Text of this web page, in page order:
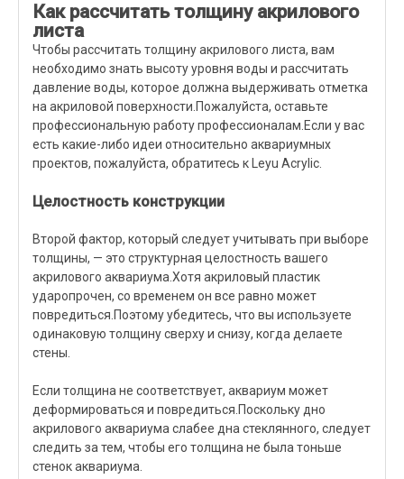
Как рассчитать толщину акрилового
листа
Чтобы рассчитать толщину акрилового листа, вам
необходимо знать высоту уровня воды и рассчитать
давление воды, которое должна выдерживать отметка
на акриловой поверхности.Пожалуйста, оставьте
профессиональную работу профессионалам.Если у вас
есть какие-либо идеи относительно аквариумных
проектов, пожалуйста, обратитесь к Leyu Acrylic.
Целостность конструкции
Второй фактор, который следует учитывать при выборе
толщины, — это структурная целостность вашего
акрилового аквариума.Хотя акриловый пластик
ударопрочен, со временем он все равно может
повредиться.Поэтому убедитесь, что вы используете
одинаковую толщину сверху и снизу, когда делаете
стены.
Если толщина не соответствует, аквариум может
деформироваться и повредиться.Поскольку дно
акрилового аквариума слабее дна стеклянного, следует
следить за тем, чтобы его толщина не была тоньше
стенок аквариума.